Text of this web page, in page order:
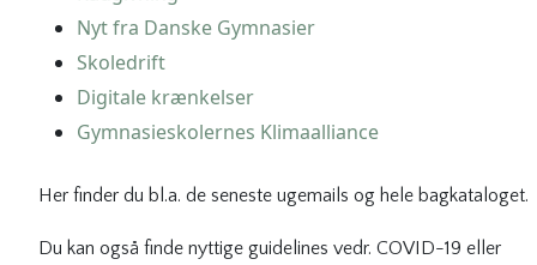
Nyt fra Danske Gymnasier
Skoledrift
Digitale krænkelser
Gymnasieskolernes Klimaalliance
Her finder du bl.a. de seneste ugemails og hele bagkataloget.
Du kan også finde nyttige guidelines vedr. COVID-19 eller